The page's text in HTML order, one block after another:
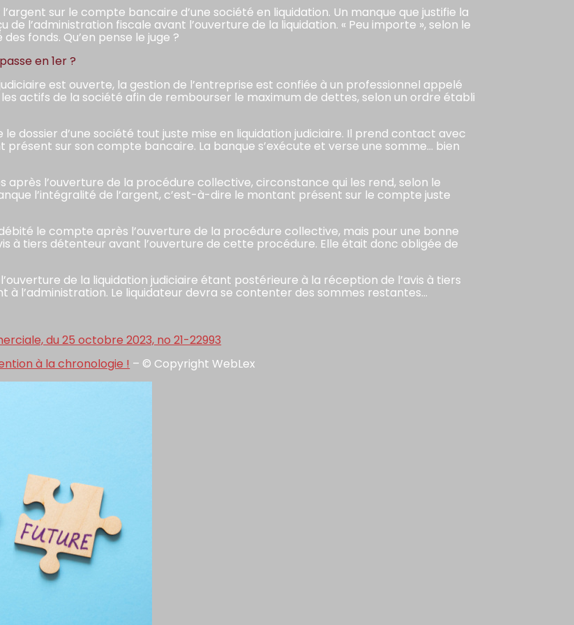
sur le compte bancaire d’une société en liquidation. Un manque que justifie la
de l’administration fiscale avant l’ouverture de la liquidation. « Peu importe », selon le
fonds. Qu’en pense le juge ?
en 1er ?
est ouverte, la gestion de l’entreprise est confiée à un professionnel appelé
actifs de la société afin de rembourser le maximum de dettes, selon un ordre établi
dossier d’une société tout juste mise en liquidation judiciaire. Il prend contact avec
sur son compte bancaire. La banque s’exécute et verse une somme… bien
après l’ouverture de la procédure collective, circonstance qui les rend, selon le
l’intégralité de l’argent, c’est-à-dire le montant présent sur le compte juste
le compte après l’ouverture de la procédure collective, mais pour une bonne
à tiers détenteur avant l’ouverture de cette procédure. Elle était donc obligée de
de la liquidation judiciaire étant postérieure à la réception de l’avis à tiers
à l’administration. Le liquidateur devra se contenter des sommes restantes…
du 25 octobre 2023, no 21-22993
à la chronologie ! – © Copyright WebLex